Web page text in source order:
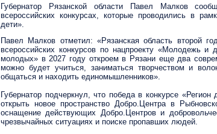
Губернатор Рязанской области Павел Малков
всероссийских конкурсах, которые проводились в
дети».
Павел Малков отметил: «Рязанская область второй
всероссийских конкурсов по нацпроекту «Молодежь и
молодых» в 2027 году откроем в Рязани еще два
можно будет учиться, заниматься творчеством и
общаться и находить единомышленников».
Губернатор подчеркнул, что победа в конкурсе
открыть новое пространство Добро.Центра в
оснащение действующих Добро.Центров и
чрезвычайных ситуациях и поиске пропавших людей.